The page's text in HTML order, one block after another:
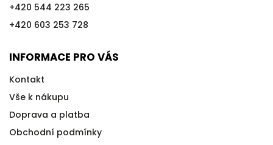
+420 544 223 265
+420 603 253 728
INFORMACE PRO VÁS
Kontakt
Vše k nákupu
Doprava a platba
Obchodní podmínky